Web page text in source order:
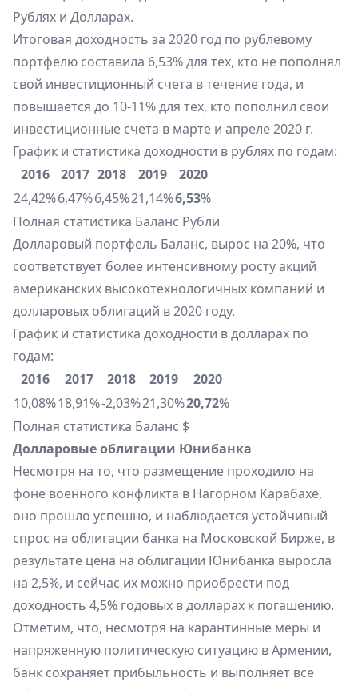
Рублях и Долларах.
Итоговая доходность за 2020 год по рублевому
портфелю составила 6,53% для тех, кто не пополнял
свой инвестиционный счета в течение года, и
повышается до 10-11% для тех, кто пополнил свои
инвестиционные счета в марте и апреле 2020 г.
График и статистика доходности в рублях по годам:
2016
2017 2018 2019
2020
24,42%6,47%6,45%21,14%6,53%
Полная статистика Баланс Рубли
Долларовый портфель Баланс, вырос на 20%, что
соответствует более интенсивному росту акций
американских высокотехнологичных компаний и
долларовых облигаций в 2020 году.
График и статистика доходности в долларах по
годам:
2016
2017 2018 2019
2020
10,08%18,91%-2,03%21,30%20,72%
Полная статистика Баланс $
Долларовые облигации Юнибанка
Несмотря на то, что размещение проходило на
фоне военного конфликта в Нагорном Карабахе,
оно прошло успешно, и наблюдается устойчивый
спрос на облигации банка на Московской Бирже, в
результате цена на облигации Юнибанка выросла
на 2,5%, и сейчас их можно приобрести под
доходность 4,5% годовых в долларах к погашению.
Отметим, что, несмотря на карантинные меры и
напряженную политическую ситуацию в Армении,
банк сохраняет прибыльность и выполняет все